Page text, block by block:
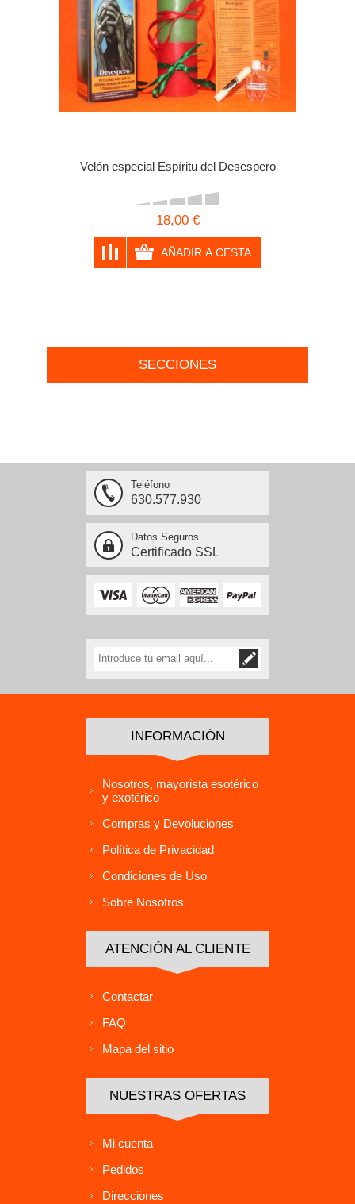
Velón especial Espíritu del Desespero
18,00 €
SECCIONES
Teléfono
630.577.930
Datos Seguros
Certificado SSL
INFORMACIÓN
Nosotros, mayorista esotérico
y exotérico
Compras y Devoluciones
Política de Privacidad
Condiciones de Uso
Sobre Nosotros
ATENCIÓN AL CLIENTE
Contactar
FAQ
Mapa del sitio
NUESTRAS OFERTAS
Mi cuenta
Pedidos
Direcciones